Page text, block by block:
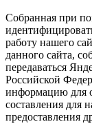
Собранная при
работу нашего
данного сайта,
передаваться
Российской
информацию для
составления для
предоставления